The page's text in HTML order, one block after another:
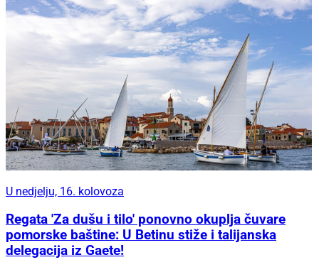
U nedjelju, 16. kolovoza
Regata 'Za dušu i tilo' ponovno okuplja čuvare
pomorske baštine: U Betinu stiže i talijanska
delegacija iz Gaete!